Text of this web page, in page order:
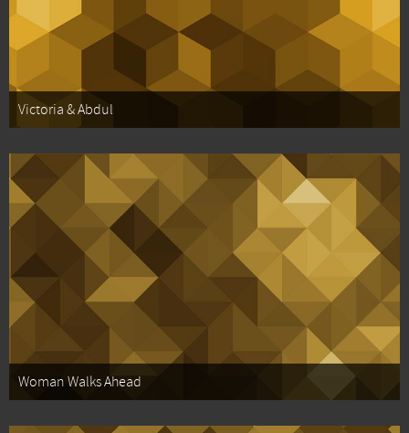
Victoria & Abdul
Woman Walks Ahead